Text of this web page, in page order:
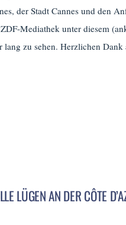
der Stadt Cannes und den
Mediathek unter diesem
lang zu sehen. Herzlichen Dank
LÜGEN AN DER CÔTE